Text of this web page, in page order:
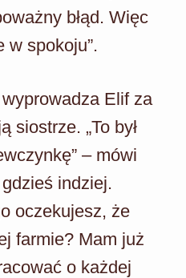
błąd. Więc
w spokoju”.
Elif za
siostrze. „To był
– mówi
indziej.
oczekujesz, że
farmie? Mam już
o każdej